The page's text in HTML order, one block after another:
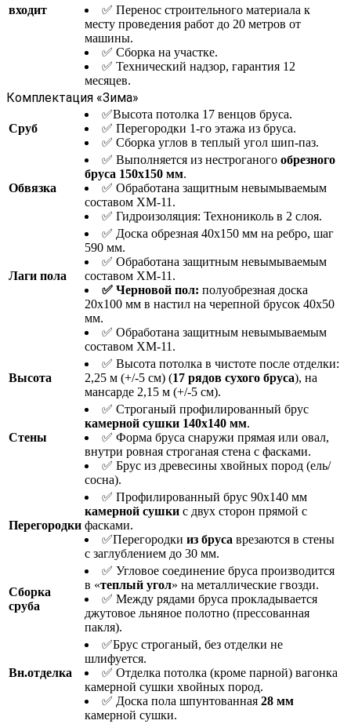
входит
✅ Перенос строительного материала к
месту проведения работ до 20 метров от
машины.
✅ Сборка на участке.
✅ Технический надзор, гарантия 12
месяцев.
Комплектация «Зима»
Сруб
✅Высота потолка 17 венцов бруса.
✅ Перегородки 1-го этажа из бруса.
✅ Сборка углов в теплый угол шип-паз.
Обвязка
✅ Выполняется из нестроганого обрезного
бруса 150х150 мм.
✅ Обработана защитным невымываемым
составом ХМ-11.
✅ Гидроизоляция: Технониколь в 2 слоя.
Лаги пола
✅ Доска обрезная 40х150 мм на ребро, шаг
590 мм.
✅ Обработана защитным невымываемым
составом ХМ-11.
✅ Черновой пол: полуобрезная доска
20х100 мм в настил на черепной брусок 40х50
мм.
✅ Обработана защитным невымываемым
составом ХМ-11.
Высота
✅ Высота потолка в чистоте после отделки:
2,25 м (+/-5 см) (17 рядов сухого бруса), на
мансарде 2,15 м (+/-5 см).
Стены
✅ Строганый профилированный брус
камерной сушки 140х140 мм.
✅ Форма бруса снаружи прямая или овал,
внутри ровная строганая стена с фасками.
✅ Брус из древесины хвойных пород (ель/
сосна).
Перегородки
✅ Профилированный брус 90х140 мм
камерной сушки с двух сторон прямой с
фасками.
✅Перегородки из бруса врезаются в стены
с заглублением до 30 мм.
Сборка
сруба
✅ Угловое соединение бруса производится
в «теплый угол» на металлические гвозди.
✅ Между рядами бруса прокладывается
джутовое льняное полотно (прессованная
пакля).
Вн.отделка
✅Брус строганый, без отделки не
шлифуется.
✅ Отделка потолка (кроме парной) вагонка
камерной сушки хвойных пород.
✅ Доска пола шпунтованная 28 мм
камерной сушки.